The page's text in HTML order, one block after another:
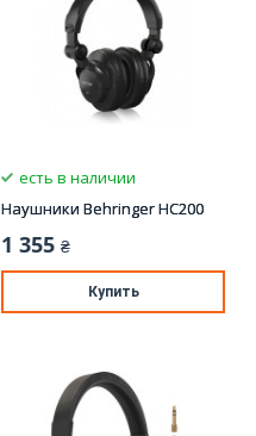
есть в наличии
Наушники Behringer HC200
1 355 ₴
Купить